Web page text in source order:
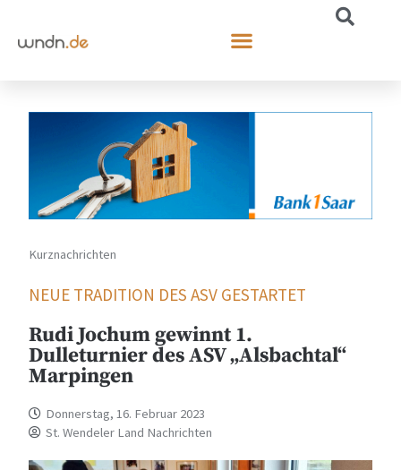
Kurznachrichten
NEUE TRADITION DES ASV GESTARTET
Rudi Jochum gewinnt 1.
Dulleturnier des ASV „Alsbachtal“
Marpingen
Donnerstag, 16. Februar 2023
St. Wendeler Land Nachrichten